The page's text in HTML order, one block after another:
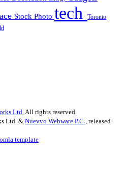
Stock Photo tech Toronto
Ltd.All rights reserved.
Ltd. & Nuevvo Webware P.C., released
template